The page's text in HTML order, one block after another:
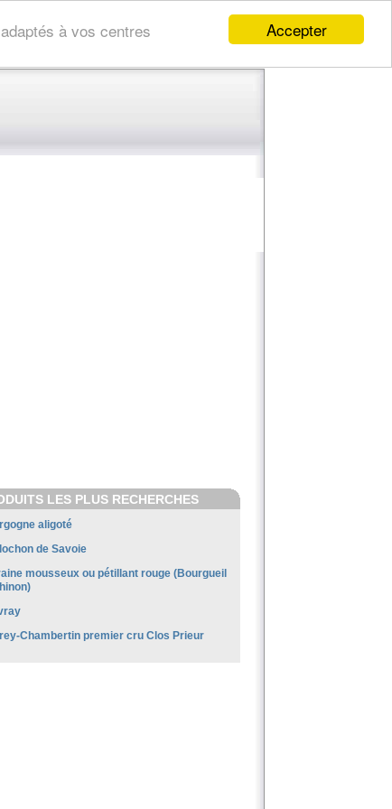
Accepter
à vos centres
LES PLUS RECHERCHES
aligoté
de Savoie
mousseux ou pétillant rouge (Bourgueil
Chambertin premier cru Clos Prieur